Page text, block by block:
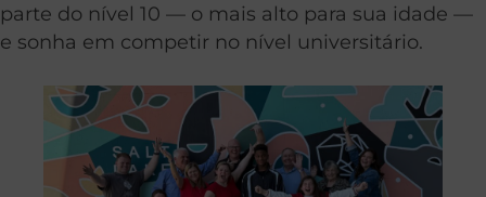
parte do nível 10 — o mais alto para sua idade —
e sonha em competir no nível universitário.